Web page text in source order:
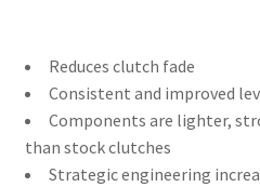
Reduces clutch fade
Consistent and improved
Components are lighter,
than stock clutches
Strategic engineering